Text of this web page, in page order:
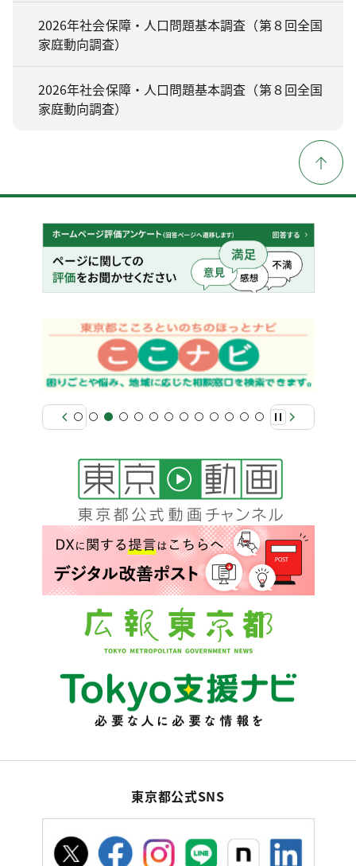
2026年社会保障・人口問題基本調査（第８回全国
家庭動向調査）
2026年社会保障・人口問題基本調査（第８回全国
家庭動向調査）
東京都公式SNS